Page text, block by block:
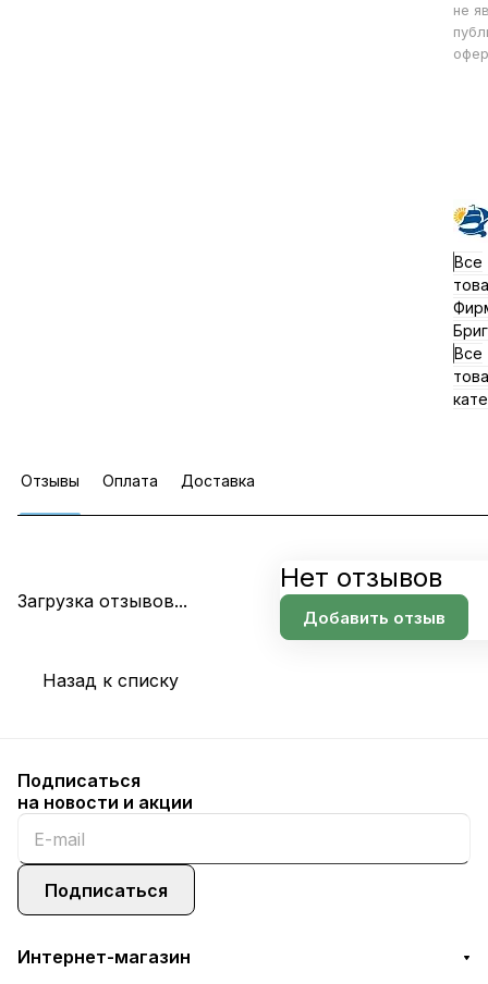
не
Все
Бриг
Все
Отзывы Оплата Доставка
Загрузка отзывов...
Нет отзывов
Добавить отзыв
Назад к списку
Подписаться
на новости и акции
Подписаться
Интернет-магазин